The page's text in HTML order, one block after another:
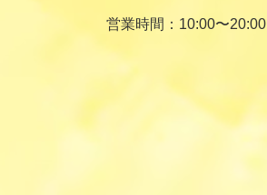
営業時間：10:00〜20:00